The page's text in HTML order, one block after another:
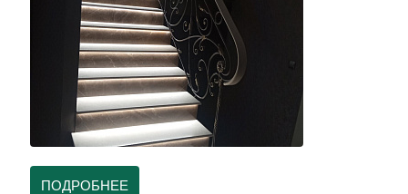
ПОДРОБНЕЕ